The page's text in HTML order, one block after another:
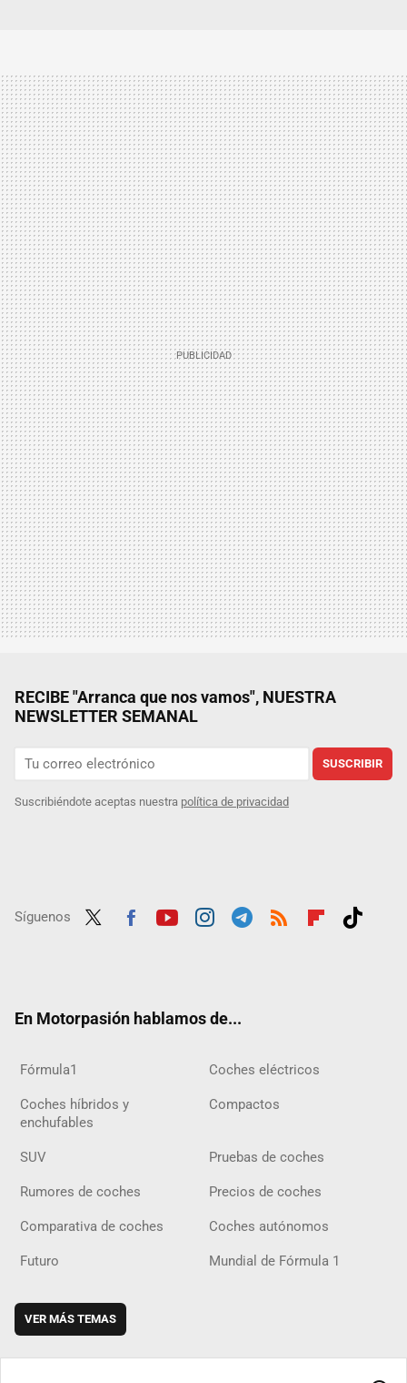
RECIBE "Arranca que nos vamos", NUESTRA
NEWSLETTER SEMANAL
SUSCRIBIR
Suscribiéndote aceptas nuestra política de privacidad
Síguenos
En Motorpasión hablamos de...
Fórmula1 Coches eléctricos
Coches híbridos y
enchufables
Compactos
SUV Pruebas de coches
Rumores de coches Precios de coches
Comparativa de coches Coches autónomos
Futuro Mundial de Fórmula 1
VER MÁS TEMAS